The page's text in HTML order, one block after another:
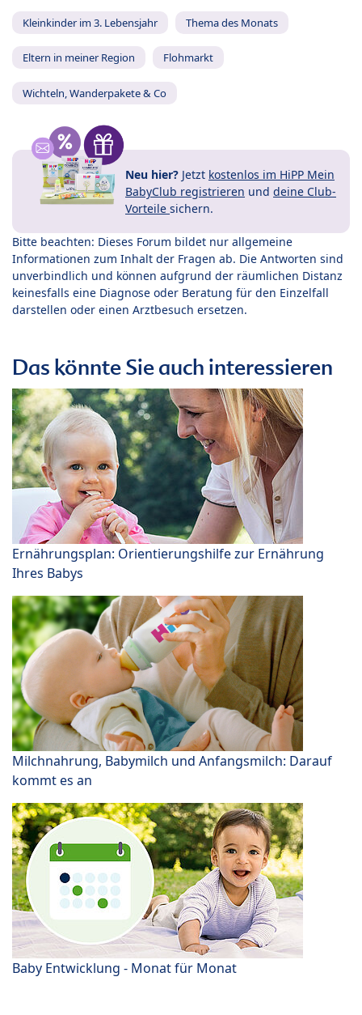
Kleinkinder im 3. Lebensjahr Thema des Monats
Eltern in meiner Region Flohmarkt
Wichteln, Wanderpakete & Co
Neu hier? Jetzt kostenlos im HiPP Mein
BabyClub registrieren und deine Club-
Vorteile sichern.
Bitte beachten: Dieses Forum bildet nur allgemeine
Informationen zum Inhalt der Fragen ab. Die Antworten sind
unverbindlich und können aufgrund der räumlichen Distanz
keinesfalls eine Diagnose oder Beratung für den Einzelfall
darstellen oder einen Arztbesuch ersetzen.
Das könnte Sie auch interessieren
Ernährungsplan: Orientierungshilfe zur Ernährung
Ihres Babys
Milchnahrung, Babymilch und Anfangsmilch: Darauf
kommt es an
Baby Entwicklung - Monat für Monat